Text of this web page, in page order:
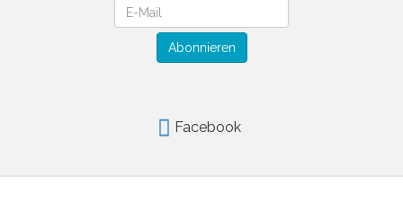
Abonnieren
Facebook